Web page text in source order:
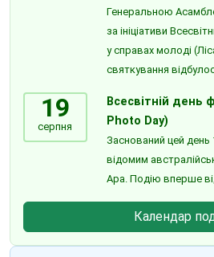
Генеральною
за ініціативи
у справах молоді
святкування
19
серпня
Всесвітній день
Photo Day)
Заснований цей день
відомим
Ара. Подію вперше
Календар